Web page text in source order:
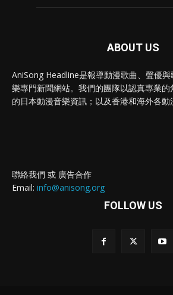
ABOUT US
AniSong Headline是報導動漫歌曲、聲優
樂專門新聞網站。我們的團隊以認真專業
的日本動漫音樂資訊；以及香港和海外各動
聯絡我們 或 廣告合作
Email: info@anisong.org
FOLLOW US